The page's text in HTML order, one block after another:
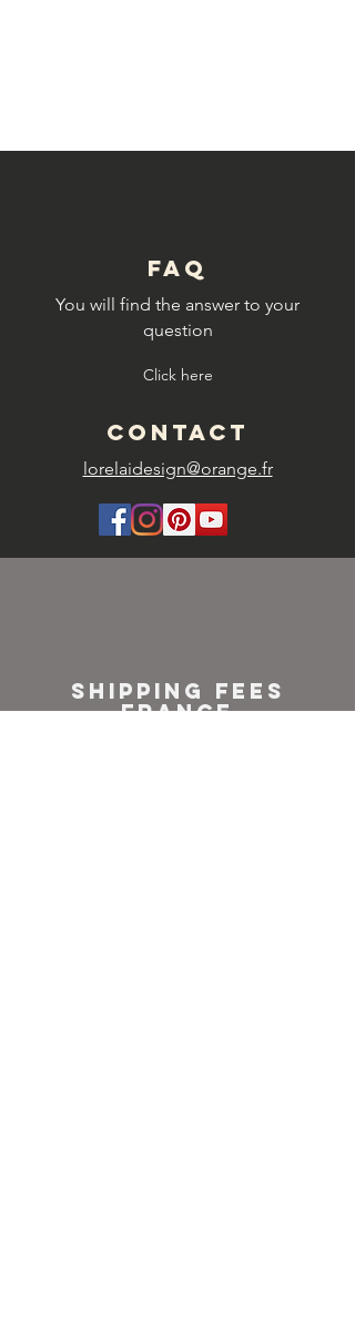
FAQ
You will find the answer to your
question
Click here
CONTACT
lorelaidesign@orange.fr
SHIPPING FEES
FRANCE